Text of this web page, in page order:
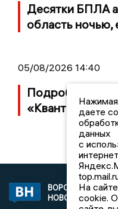
Десятки БПЛА
область ночью,
05/08/2026 14:40
Подробности
«Квант» с
ВОРОНЕЖСКИЕ
НОВОСТИ
даете
данных
с
На
cookie.